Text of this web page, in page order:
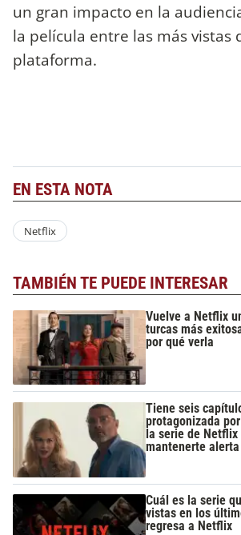
un gran impacto en la
la película entre las más vistas
plataforma.
EN ESTA NOTA
Netflix
TAMBIÉN TE PUEDE INTERESAR
Vuelve a Netflix
turcas más
por qué verla
Tiene seis
protagonizada
la serie de
mantenerte alerta
Cuál es la serie
vistas en los
regresa a Netflix